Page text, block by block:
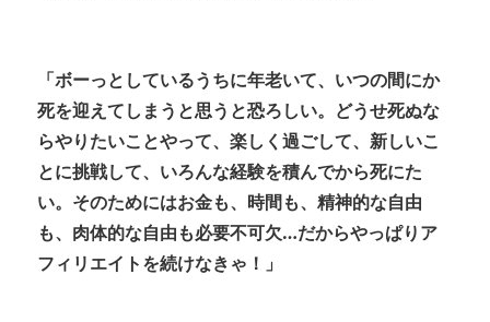
「ボーっとしているうちに年老いて、いつの間にか
死を迎えてしまうと思うと恐ろしい。どうせ死ぬな
らやりたいことやって、楽しく過ごして、新しいこ
とに挑戦して、いろんな経験を積んでから死にた
い。そのためにはお金も、時間も、精神的な自由
も、肉体的な自由も必要不可欠…だからやっぱりア
フィリエイトを続けなきゃ！」